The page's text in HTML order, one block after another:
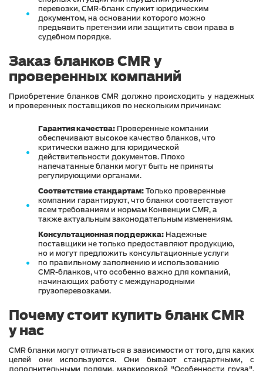
перевозки, CMR-бланк служит юридическим
документом, на основании которого можно
предъявить претензии или защитить свои права в
судебном порядке.
Заказ бланков CMR у
проверенных компаний
Приобретение бланков CMR должно происходить у надежных
и проверенных поставщиков по нескольким причинам:
Гарантия качества: Проверенные компании
обеспечивают высокое качество бланков, что
критически важно для юридической
действительности документов. Плохо
напечатанные бланки могут быть не приняты
регулирующими органами.
Соответствие стандартам: Только проверенные
компании гарантируют, что бланки соответствуют
всем требованиям и нормам Конвенции CMR, а
также актуальным законодательным изменениям.
Консультационная поддержка: Надежные
поставщики не только предоставляют продукцию,
но и могут предложить консультационные услуги
по правильному заполнению и использованию
CMR-бланков, что особенно важно для компаний,
начинающих работу с международными
грузоперевозками.
Почему стоит купить бланк CMR
у нас
CMR бланки могут отличаться в зависимости от того, для каких
целей они используются. Они бывают стандартными, с
дополнительными полями, маркировкой "Особенности груза".